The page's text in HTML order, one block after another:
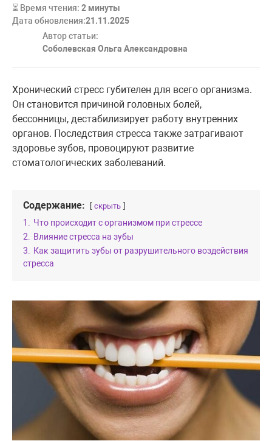
⏳ Время чтения: 2 минуты
Дата обновления:21.11.2025
Автор статьи:
Соболевская Ольга Александровна
Хронический стресс губителен для всего организма.
Он становится причиной головных болей,
бессонницы, дестабилизирует работу внутренних
органов. Последствия стресса также затрагивают
здоровье зубов, провоцируют развитие
стоматологических заболеваний.
Содержание: скрыть
1. Что происходит с организмом при стрессе
2. Влияние стресса на зубы
3. Как защитить зубы от разрушительного воздействия
стресса